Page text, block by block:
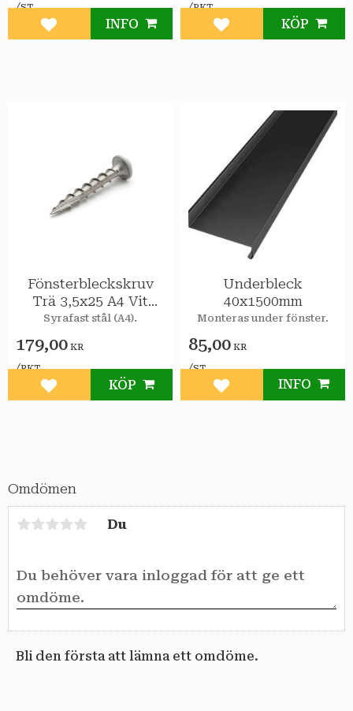
Omdömen
Du
Bli den första att lämna ett omdöme.
/ST
Lägg till i favoriter
INFO
/PKT
Lägg till i favoriter
KÖP
Fönsterbleckskruv
Trä 3,5x25 A4 Vit
100st/pkt
Syrafast stål (A4).
179,00 KR
/PKT
Lägg till i favoriter
KÖP
Underbleck
40x1500mm
Monteras under fönster.
85,00 KR
/ST
Lägg till i favoriter
INFO